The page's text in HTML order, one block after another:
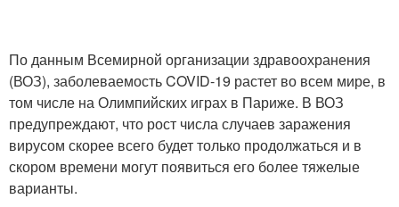
По данным Всемирной организации здравоохранения
(ВОЗ), заболеваемость COVID-19 растет во всем мире, в
том числе на Олимпийских играх в Париже. В ВОЗ
предупреждают, что рост числа случаев заражения
вирусом скорее всего будет только продолжаться и в
скором времени могут появиться его более тяжелые
варианты.